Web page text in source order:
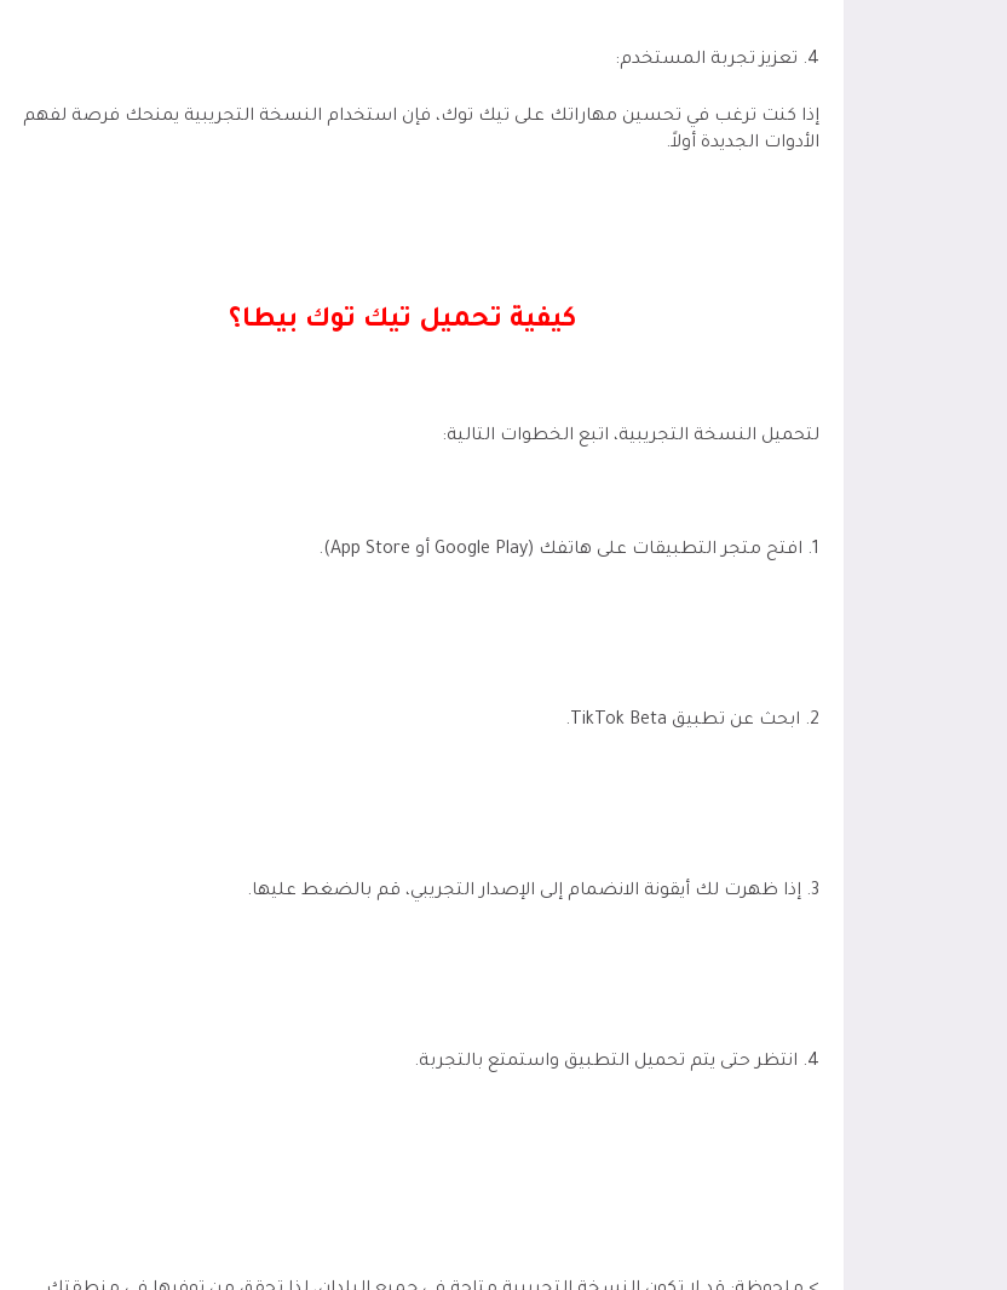
4. تعزيز تجربة المستخدم:
إذا كنت ترغب في تحسين مهاراتك على تيك توك، فإن استخدام النسخة التجريبية يمنحك فرصة لفهم
الأدوات الجديدة أولاً.
كيفية تحميل تيك توك بيطا؟
لتحميل النسخة التجريبية، اتبع الخطوات التالية:
1. افتح متجر التطبيقات على هاتفك (Google Play أو App Store).
2. ابحث عن تطبيق TikTok Beta.
3. إذا ظهرت لك أيقونة الانضمام إلى الإصدار التجريبي، قم بالضغط عليها.
4. انتظر حتى يتم تحميل التطبيق واستمتع بالتجربة.